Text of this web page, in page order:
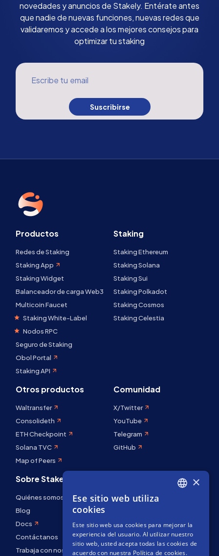
novedades y anuncios de Stakely. Entérate antes
que nadie de nuevas funciones, nuevas redes que
validaremos y accede a los mejores consejos para
optimizar tu staking
Escribe tu email
Suscribirse
Productos
Redes de Staking
Staking App
Staking Widget
Balanceador de carga Web3
Multicoin Faucet
Staking White-Label
Nodos RPC
Seguro de Staking
Obol Portal
Staking API
Staking
Staking Ethereum
Staking Solana
Staking Sui
Staking Polkadot
Staking Cosmos
Staking Celestia
Otros productos
Waltransfer
Consolideth
ETH Checkpoint
Solana TVC
Map of Peers
Comunidad
X/Twitter
YouTube
Telegram
GitHub
Sobre Stakely
Quiénes somos
Blog
Docs
Contáctanos
Trabaja con nosotros
FRENCH
×
Ese sitio web utiliza
cookies
Este sitio web usa cookies para mejorar la
experiencia del usuario. Al utilizar nuestro
sitio web, usted acepta todas las cookies de
acuerdo con nuestra Política de cookies.